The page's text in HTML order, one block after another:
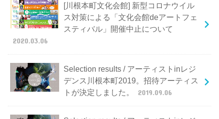
[川根本町文化会館] 新型コロナウイル
ス対策による「文化会館deアートフェ
スティバル」開催中止について
2020.03.06
Selection results / アーティストinレジ
デンス川根本町2019。招待アーティス
トが決定しました。
2019.09.06